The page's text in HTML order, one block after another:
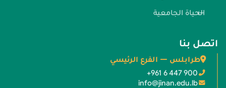
الحياة الجامعية
اتصل بنا
طرابلس — الفرع الرئيسي
+961 6 447 900
info@jinan.edu.lb